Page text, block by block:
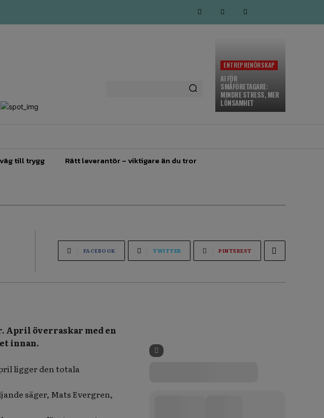
ENTREPRENÖRSKAP
AI FÖR
SMÅFÖRETAGARE:
MINDRE STRESS, MER
LÖNSAMHET
till trygg Rätt leverantör – viktigare än du tror
FACEBOOK TWITTER PINTEREST
April överraskar med en
innan.
ligger den totala
säger, Mats Evergren,